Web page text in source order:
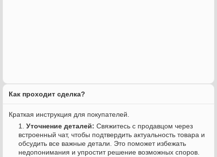
Как проходит сделка?
Краткая инструкция для покупателей.
Уточнение деталей: Свяжитесь с продавцом через
встроенный чат, чтобы подтвердить актуальность товара и
обсудить все важные детали. Это поможет избежать
недопонимания и упростит решение возможных споров.